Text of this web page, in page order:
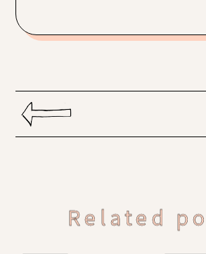
Related